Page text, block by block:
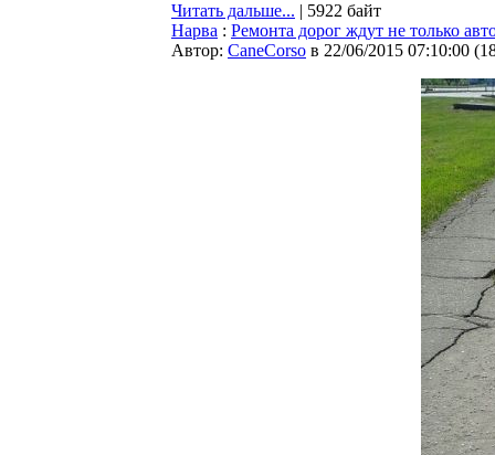
Читать дальше... | 5922 байт
Нарва : Ремонта дорог ждут не только
Автор: CaneCorso в 22/06/2015 07:10:00 (